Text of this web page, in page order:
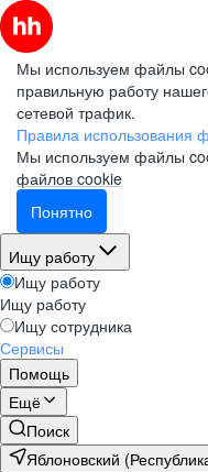
Мы используем файлы
правильную работу
сетевой трафик.
Правила использования
Мы используем файлы
файлов cookie
Понятно
Ищу работу
Ищу работу
Ищу работу
Ищу сотрудника
Сервисы
Помощь
Ещё
Поиск
Яблоновский